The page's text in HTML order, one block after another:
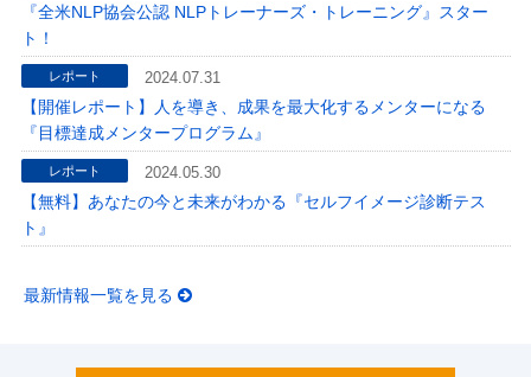
『全米NLP協会公認 NLPトレーナーズ・トレーニング』スター
ト！
レポート 2024.07.31
【開催レポート】人を導き、成果を最大化するメンターになる
『目標達成メンタープログラム』
レポート 2024.05.30
【無料】あなたの今と未来がわかる『セルフイメージ診断テス
ト』
最新情報一覧を見る